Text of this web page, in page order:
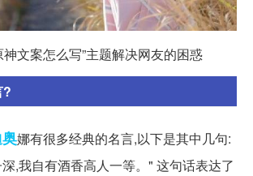
神文案怎么写”主题解决网友的困惑
?
娜有很多经典的名言,以下是其中几句:
,我自有酒香高人一等。" 这句话表达了